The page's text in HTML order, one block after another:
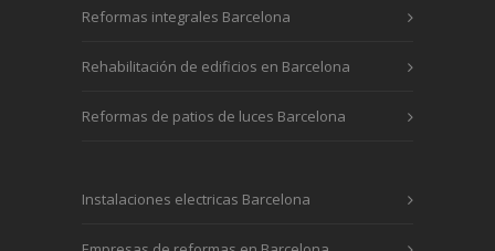
Reformas integrales Barcelona
Rehabilitación de edificios en Barcelona
Reformas de patios de luces Barcelona
Instalaciones electricas Barcelona